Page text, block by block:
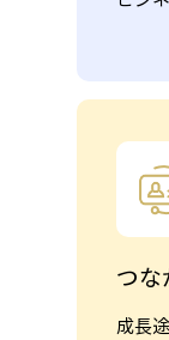
つ
成長